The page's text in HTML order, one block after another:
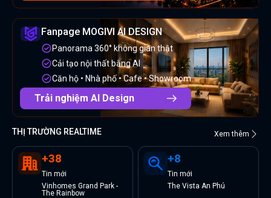
Fanpage MOGIVI AI DESIGN
Panorama 360° không gian thật
Cải tạo nội thất bằng AI
Căn hộ • Nhà phố • Cafe • Showroom
Trải nghiệm AI Design
THỊ TRƯỜNG REALTIME Xem thêm
+38
Tin mới
Vinhomes Grand Park -
The Rainbow
+8
Tin mới
The Vista An Phú